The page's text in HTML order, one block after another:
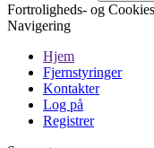
Fortroligheds- og
Navigering
Hjem
Fjernstyringer
Kontakter
Log på
Registrer